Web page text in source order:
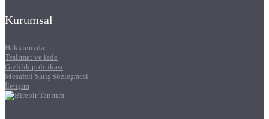
Kurumsal
Hakkımızda
Teslimat ve iade
Gizlilik politikası
Mesafeli Satış Sözleşmesi
İletişim